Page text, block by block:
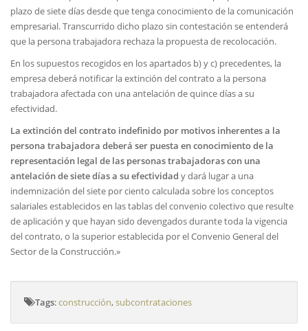
plazo de siete días desde que tenga conocimiento de la comunicación
empresarial. Transcurrido dicho plazo sin contestación se entenderá
que la persona trabajadora rechaza la propuesta de recolocación.
En los supuestos recogidos en los apartados b) y c) precedentes, la
empresa deberá notificar la extinción del contrato a la persona
trabajadora afectada con una antelación de quince días a su
efectividad.
La extinción del contrato indefinido por motivos inherentes a la
persona trabajadora deberá ser puesta en conocimiento de la
representación legal de las personas trabajadoras con una
antelación de siete días a su efectividad y dará lugar a una
indemnización del siete por ciento calculada sobre los conceptos
salariales establecidos en las tablas del convenio colectivo que resulte
de aplicación y que hayan sido devengados durante toda la vigencia
del contrato, o la superior establecida por el Convenio General del
Sector de la Construcción.»
Tags:construcción,subcontrataciones